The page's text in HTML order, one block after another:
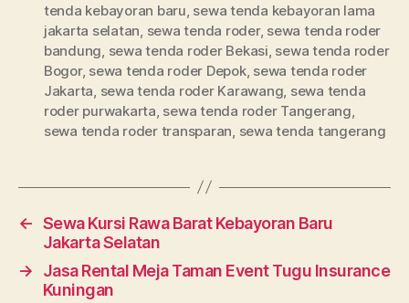
tenda kebayoran baru, sewa tenda kebayoran lama
jakarta selatan, sewa tenda roder, sewa tenda roder
bandung, sewa tenda roder Bekasi, sewa tenda roder
Bogor, sewa tenda roder Depok, sewa tenda roder
Jakarta, sewa tenda roder Karawang, sewa tenda
roder purwakarta, sewa tenda roder Tangerang,
sewa tenda roder transparan, sewa tenda tangerang
← Sewa Kursi Rawa Barat Kebayoran Baru
Jakarta Selatan
→
Jasa Rental Meja Taman Event Tugu Insurance
Kuningan